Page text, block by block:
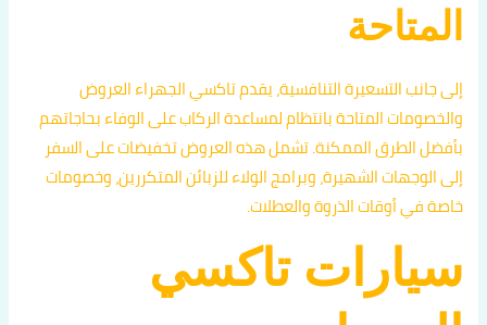
المتاحة
إلى جانب التسعيرة التنافسية، يقدم تاكسي الجهراء العروض
والخصومات المتاحة بانتظام لمساعدة الركاب على الوفاء بحاجاتهم
بأفضل الطرق الممكنة. تشمل هذه العروض تخفيضات على السفر
إلى الوجهات الشهيرة، وبرامج الولاء للزبائن المتكررين، وخصومات
خاصة في أوقات الذروة والعطلات.
سيارات تاكسي